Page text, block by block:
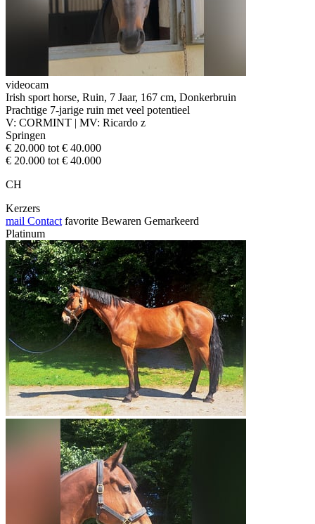
videocam
Irish sport horse, Ruin, 7 Jaar, 167 cm, Donkerbruin
Prachtige 7-jarige ruin met veel potentieel
V: CORMINT | MV: Ricardo z
Springen
€ 20.000 tot € 40.000
€ 20.000 tot € 40.000
CH
Kerzers
mail Contact favorite Bewaren Gemarkeerd
Platinum